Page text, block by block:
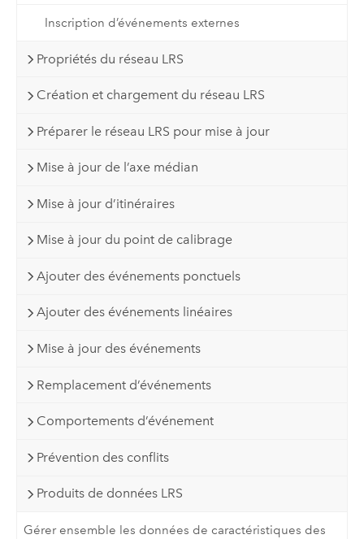
Inscription d’événements externes
Propriétés du réseau LRS
Création et chargement du réseau LRS
Préparer le réseau LRS pour mise à jour
Mise à jour de l’axe médian
Mise à jour d’itinéraires
Mise à jour du point de calibrage
Ajouter des événements ponctuels
Ajouter des événements linéaires
Mise à jour des événements
Remplacement d’événements
Comportements d’événement
Prévention des conflits
Produits de données LRS
Gérer ensemble les données de caractéristiques des